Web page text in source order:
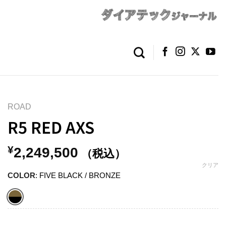
ROAD
R5 RED AXS
¥2,249,500 （税込）
COLOR: FIVE BLACK / BRONZE
クリア